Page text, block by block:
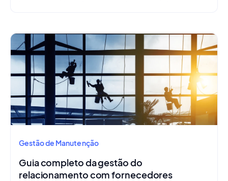
Gestão de Manutenção
Guia completo da gestão do
relacionamento com fornecedores